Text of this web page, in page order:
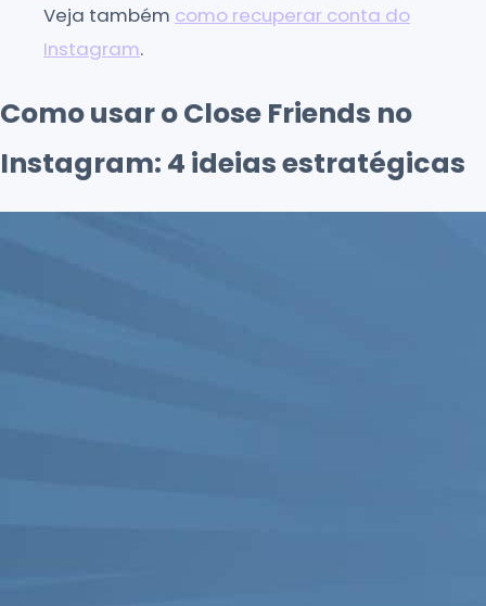
Veja também como recuperar conta do
Instagram.
Como usar o Close Friends no
Instagram: 4 ideias estratégicas